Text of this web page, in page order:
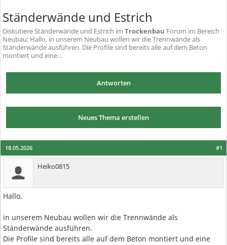
Ständerwände und Estrich
DiskutiereStänderwände und Estrich im Trockenbau Forum im Bereich
Neubau; Hallo, in unserem Neubau wollen wir die Trennwände als
Ständerwände ausführen. Die Profile sind bereits alle auf dem Beton
montiert und eine...
Antworten
Neues Thema erstellen
#1
18.05.2026
Heiko0815
Hallo,
in unserem Neubau wollen wir die Trennwände als
Ständerwände ausführen.
Die Profile sind bereits alle auf dem Beton montiert und eine